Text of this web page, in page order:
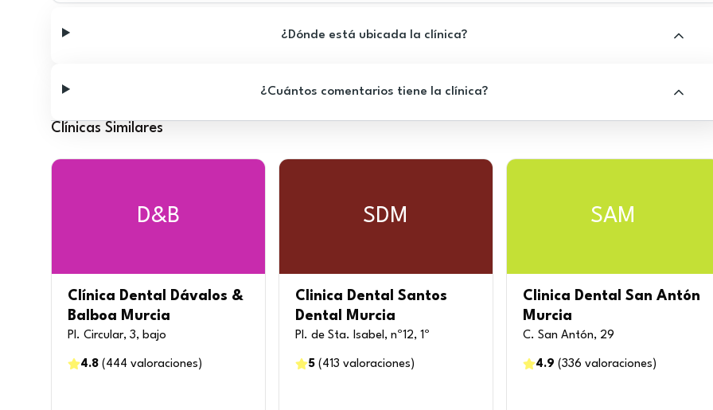
¿Dónde está ubicada la clínica?
¿Cuántos comentarios tiene la clínica?
Clínicas Similares
D&B
Clínica Dental Dávalos &
Balboa Murcia
Pl. Circular, 3, bajo
4.8 ( 444 valoraciones )
SDM
Clinica Dental Santos
Dental Murcia
Pl. de Sta. Isabel, nº12, 1º
5( 413 valoraciones )
SAM
Clinica Dental San Antón
Murcia
C. San Antón, 29
4.9 (336 valoraciones )